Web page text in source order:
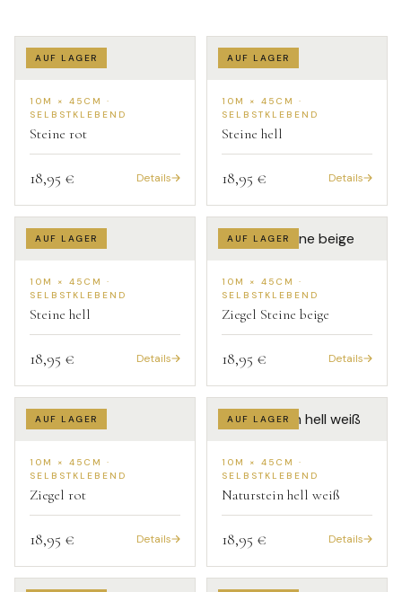
AUF LAGER
10M × 45CM ·
SELBSTKLEBEND
Steine rot
18,95 € Details
AUF LAGER
10M × 45CM ·
SELBSTKLEBEND
Steine hell
18,95 € Details
AUF LAGER
10M × 45CM ·
SELBSTKLEBEND
Steine hell
18,95 € Details
AUF LAGER
10M × 45CM ·
SELBSTKLEBEND
Ziegel Steine beige
18,95 € Details
AUF LAGER
10M × 45CM ·
SELBSTKLEBEND
Ziegel rot
18,95 € Details
AUF LAGER
10M × 45CM ·
SELBSTKLEBEND
Naturstein hell weiß
18,95 € Details